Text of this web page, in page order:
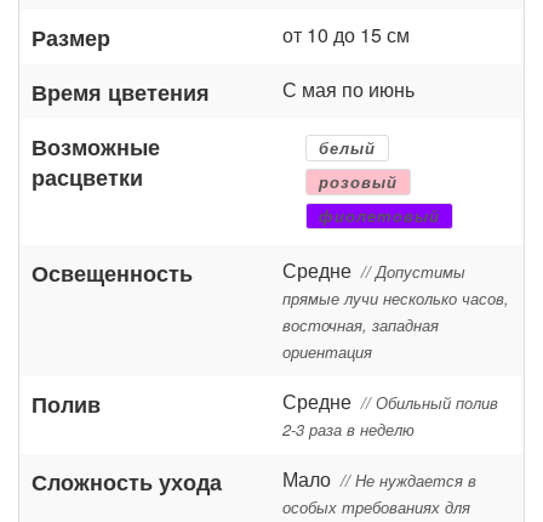
Размер от 10 до 15 см
Время цветения С мая по июнь
Возможные
расцветки
белый
розовый
фиолетовый
Освещенность Средне // Допустимы
прямые лучи несколько часов,
восточная, западная
ориентация
Полив Средне // Обильный полив
2-3 раза в неделю
Сложность ухода Мало // Не нуждается в
особых требованиях для